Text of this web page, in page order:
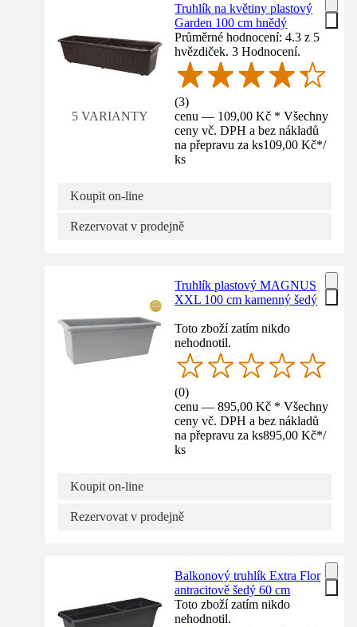
5 VARIANTY
Truhlík na květiny plastový
Garden 100 cm hnědý
Průměrné hodnocení: 4.3 z 5
hvězdiček. 3 Hodnocení.
(3)
cenu — 109,00 Kč * Všechny
ceny vč. DPH a bez nákladů
na přepravu za ks109,00 Kč*/
ks
Koupit on-line
Rezervovat v prodejně
Truhlík plastový MAGNUS
XXL 100 cm kamenný šedý
Toto zboží zatím nikdo
nehodnotil.
(0)
cenu — 895,00 Kč * Všechny
ceny vč. DPH a bez nákladů
na přepravu za ks895,00 Kč*/
ks
Koupit on-line
Rezervovat v prodejně
Balkonový truhlík Extra Flor
antracitově šedý 60 cm
Toto zboží zatím nikdo
nehodnotil.